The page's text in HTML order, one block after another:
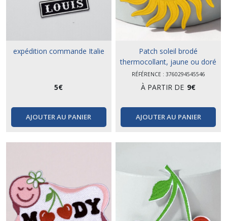
expédition commande Italie
5€
AJOUTER AU PANIER
Patch soleil brodé
thermocollant, jaune ou doré
RÉFÉRENCE : 3760294545546
À PARTIR DE 9€
AJOUTER AU PANIER